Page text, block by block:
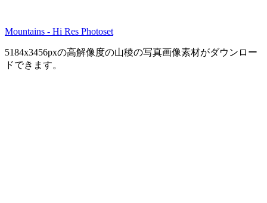
Mountains - Hi Res Photoset
5184x3456pxの高解像度の山稜の写真画像素材がダウンロー
ドできます。